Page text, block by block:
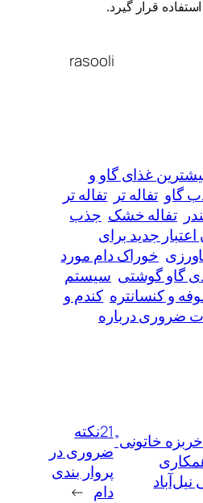
قرار گیرد.
غذای گاو و
گاو تفاله تر تفاله تر
تفاله خشک جذب
اعتبار جدید برای
خوراک دام مورد
گاو گوشتی سیستم
و کنسانتره کندم و
ضروری درباره
خاتونی”
21نکته
ضروری در
پروار بندی
دام →